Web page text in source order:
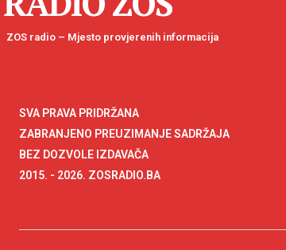
ZOS radio – Mjesto provjerenih informacija
SVA PRAVA PRIDRŽANA
ZABRANJENO PREUZIMANJE SADRŽAJA
BEZ DOZVOLE IZDAVAČA
2015. - 2026. ZOSRADIO.BA